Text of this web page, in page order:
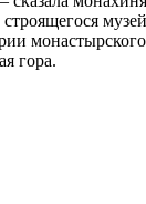
гора.